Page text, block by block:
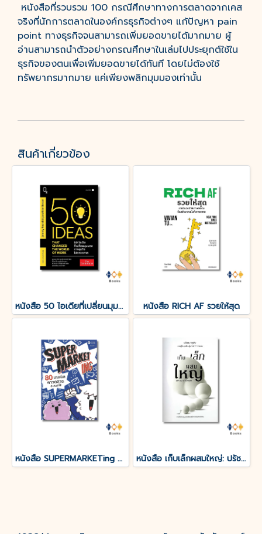
หนังสือที่รวบรวม 100 กรณีศึกษาทางการตลาดจากเคส
จริงที่นักการตลาดในองค์กรธุรกิจต่างๆ แก้ปัญหา pain
point ทางธุรกิจจนสามารถเพิ่มยอดขายได้มากมาย ผู้
อ่านสามารถนำตัวอย่างกรณศึกษาในเล่มไปประยุกต์ใช้ใน
ธุรกิจของตนเพื่อเพิ่มยอดขายได้ทันที โดยไม่ต้องใช้
ทรัพยากรมากมาย แค่เพียงพลิกมุมมองเท่านั้น
สินค้าเกี่ยวข้อง
หนังสือ 50 ไอเดียที่เปลี่ยนมุมมองทางธุรกิจไปตลอดกาล หนังสือ RICH AF รวยให้สุด
หนังสือ SUPERMARKETing 80 เทคนิคการตลาดสะดวกใช้ (ปกแข็ง) หนังสือ เก็บเล็กผสมใหญ่: ปรัชญาธุรกิจ จากผู้ล้มลุกเรียนรู้มากว่า 7 ทศวรรษ